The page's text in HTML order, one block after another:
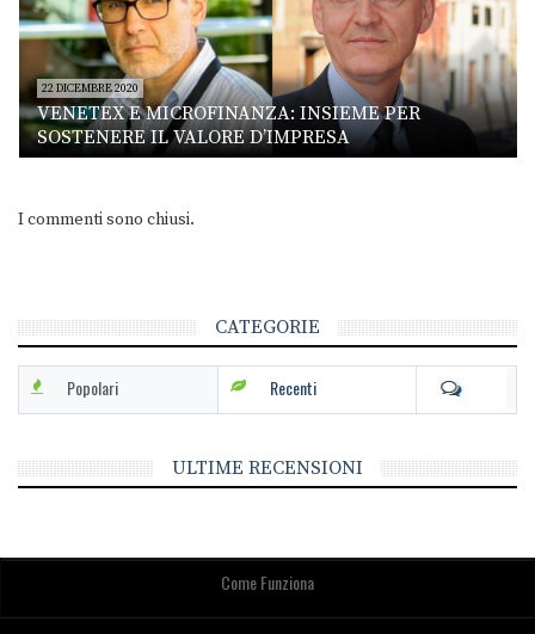
22 DICEMBRE 2020
VENETEX E MICROFINANZA: INSIEME PER
SOSTENERE IL VALORE D’IMPRESA
I commenti sono chiusi.
CATEGORIE
Popolari Recenti
ULTIME RECENSIONI
Come Funziona